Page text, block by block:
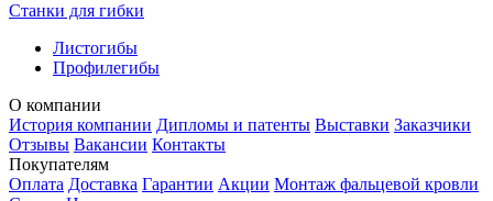
Станки для гибки
Листогибы
Профилегибы
О компании
История компании Дипломы и патенты Выставки Заказчики
Отзывы Вакансии Контакты
Покупателям
Оплата Доставка Гарантии Акции Монтаж фальцевой кровли